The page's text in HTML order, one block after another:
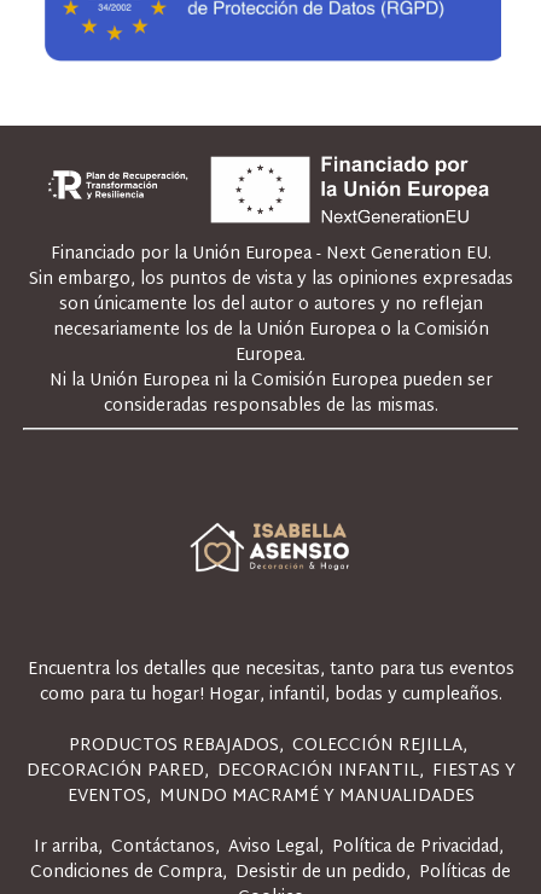
Financiado por la Unión Europea - Next Generation EU.
Sin embargo, los puntos de vista y las opiniones expresadas
son únicamente los del autor o autores y no reflejan
necesariamente los de la Unión Europea o la Comisión
Europea.
Ni la Unión Europea ni la Comisión Europea pueden ser
consideradas responsables de las mismas.
Encuentra los detalles que necesitas, tanto para tus eventos
como para tu hogar! Hogar, infantil, bodas y cumpleaños.
PRODUCTOS REBAJADOS COLECCIÓN REJILLA
DECORACIÓN PARED DECORACIÓN INFANTIL FIESTAS Y
EVENTOS MUNDO MACRAMÉ Y MANUALIDADES
Ir arriba Contáctanos Aviso Legal Política de Privacidad
Condiciones de Compra Desistir de un pedido Políticas de